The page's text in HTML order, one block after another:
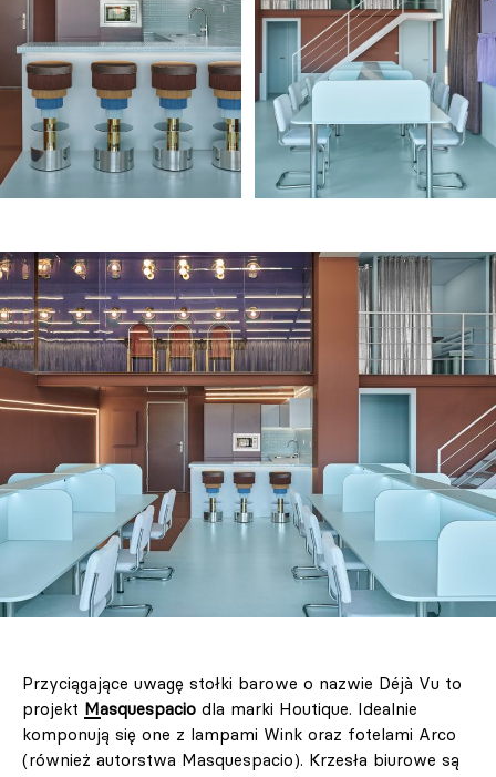
Przyciągające uwagę stołki barowe o nazwie Déjà Vu to
projekt Masquespacio dla marki Houtique. Idealnie
komponują się one z lampami Wink oraz fotelami Arco
(również autorstwa Masquespacio). Krzesła biurowe są